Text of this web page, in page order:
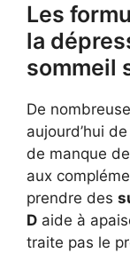
Les
la
sommeil
De
aujourd’hui
de manque
aux
prendre des
D aide à
traite pas le